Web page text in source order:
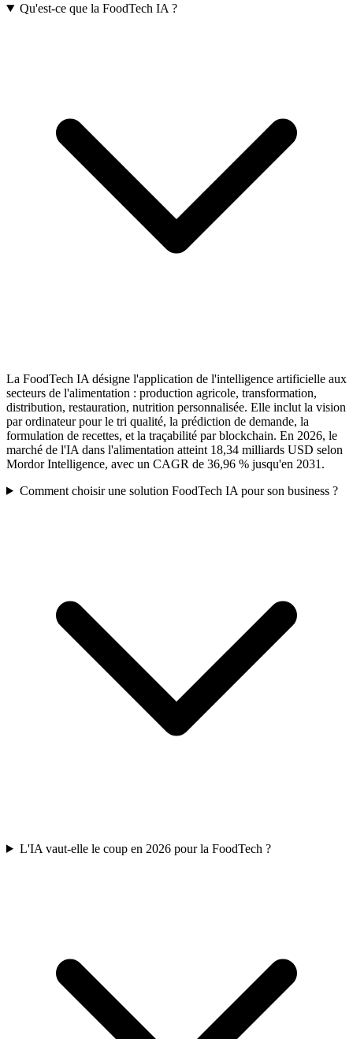
Qu'est-ce que la FoodTech IA ?
La FoodTech IA désigne l'application de l'intelligence artificielle aux
secteurs de l'alimentation : production agricole, transformation,
distribution, restauration, nutrition personnalisée. Elle inclut la vision
par ordinateur pour le tri qualité, la prédiction de demande, la
formulation de recettes, et la traçabilité par blockchain. En 2026, le
marché de l'IA dans l'alimentation atteint 18,34 milliards USD selon
Mordor Intelligence, avec un CAGR de 36,96 % jusqu'en 2031.
Comment choisir une solution FoodTech IA pour son business ?
L'IA vaut-elle le coup en 2026 pour la FoodTech ?